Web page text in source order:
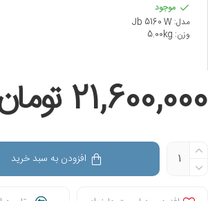
موجود
مدل:Jb 5160 W
وزن: 5.00kg
21,600,000 تومان
افزودن به سبد خرید